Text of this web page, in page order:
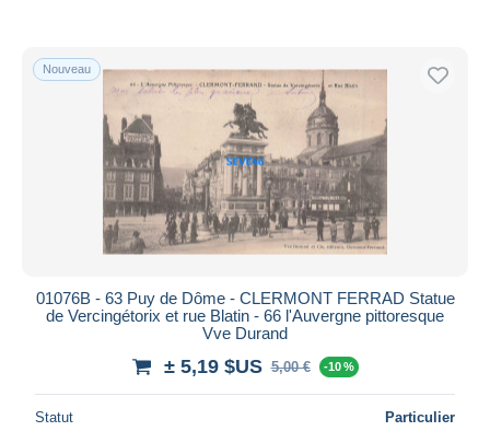
Nouveau
01076B - 63 Puy de Dôme - CLERMONT FERRAD Statue
de Vercingétorix et rue Blatin - 66 l'Auvergne pittoresque
Vve Durand
± 5,19 $US 5,00 € -10 %
Statut Particulier